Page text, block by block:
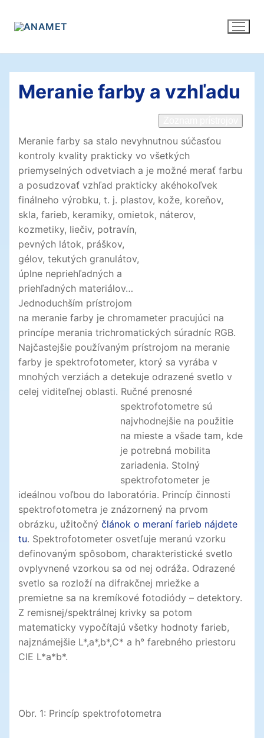
Meranie farby a vzhľadu
Meranie farby sa stalo nevyhnutnou súčasťou
kontroly kvality prakticky vo všetkých
priemyselných odvetviach a je možné merať farbu
a posudzovať vzhľad prakticky akéhokoľvek
finálneho výrobku, t. j. plastov, kože, koreňov,
skla, farieb, keramiky, omietok, náterov,
kozmetiky, liečiv, potravín,
pevných látok, práškov,
gélov, tekutých granulátov,
úplne nepriehľadných a
priehľadných materiálov…
Jednoduchším prístrojom
na meranie farby je chromameter pracujúci na
princípe merania trichromatických súradníc RGB.
Najčastejšie používaným prístrojom na meranie
farby je spektrofotometer, ktorý sa vyrába v
mnohých verziách a detekuje odrazené svetlo v
celej viditeľnej oblasti. Ručné prenosné
spektrofotometre sú
najvhodnejšie na použitie
na mieste a všade tam, kde
je potrebná mobilita
zariadenia. Stolný
spektrofotometer je
ideálnou voľbou do laboratória. Princíp činnosti
spektrofotometra je znázornený na prvom
obrázku, užitočný článok o meraní farieb nájdete
tu. Spektrofotometer osvetľuje meranú vzorku
definovaným spôsobom, charakteristické svetlo
ovplyvnené vzorkou sa od nej odráža. Odrazené
svetlo sa rozloží na difrakčnej mriežke a
premietne sa na kremíkové fotodiódy – detektory.
Z remisnej/spektrálnej krivky sa potom
matematicky vypočítajú všetky hodnoty farieb,
najznámejšie L*,a*,b*,C* a h° farebného priestoru
CIE L*a*b*.
Obr. 1: Princíp spektrofotometra